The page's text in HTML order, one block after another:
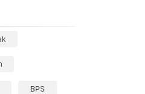
BPS